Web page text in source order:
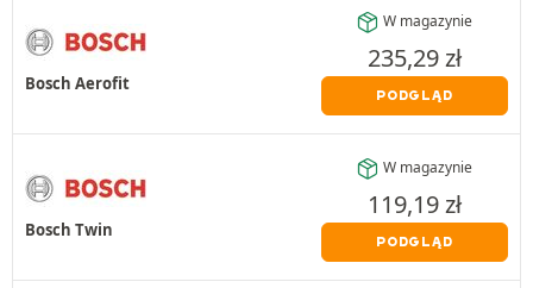
Bosch Aerofit
W magazynie
235,29zł
PODGLĄD
Bosch Twin
W magazynie
119,19zł
PODGLĄD